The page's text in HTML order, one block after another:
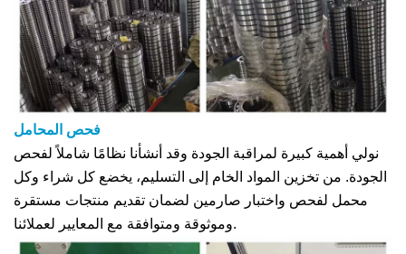
فحص المحامل
نولي أهمية كبيرة لمراقبة الجودة وقد أنشأنا نظامًا شاملاً لفحص
الجودة. من تخزين المواد الخام إلى التسليم، يخضع كل شراء وكل
محمل لفحص واختبار صارمين لضمان تقديم منتجات مستقرة
وموثوقة ومتوافقة مع المعايير لعملائنا.